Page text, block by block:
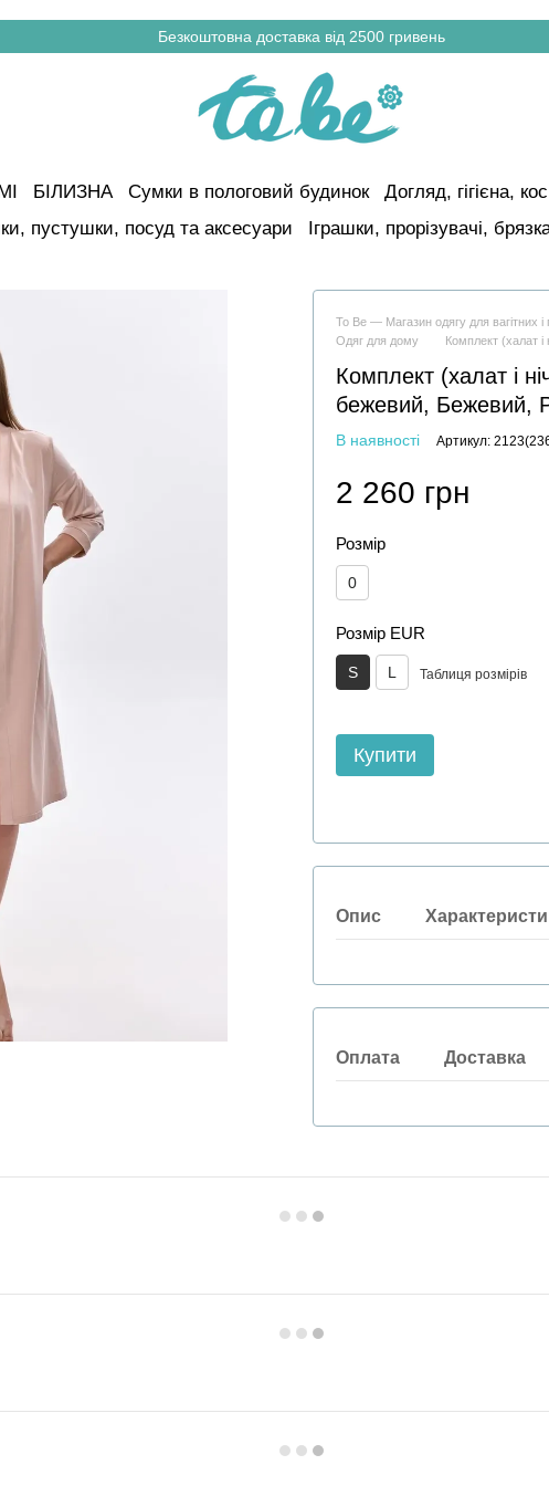
Безкоштовна доставка від 2500 гривень
БІЛИЗНА Сумки в пологовий будинок
Догляд, гігієна,
пустушки, посуд та аксесуари Іграшки, прорізувачі,
To Be — Магазин одягу для вагітних
Одяг для дому
Комплект (халат і
Комплект (халат і
бежевий, Бежевий,
В наявності Артикул:
2 260 грн
Розмір
0
Розмір EUR
S L Таблиця розмірів
Купити
Опис
Оплата Доставка